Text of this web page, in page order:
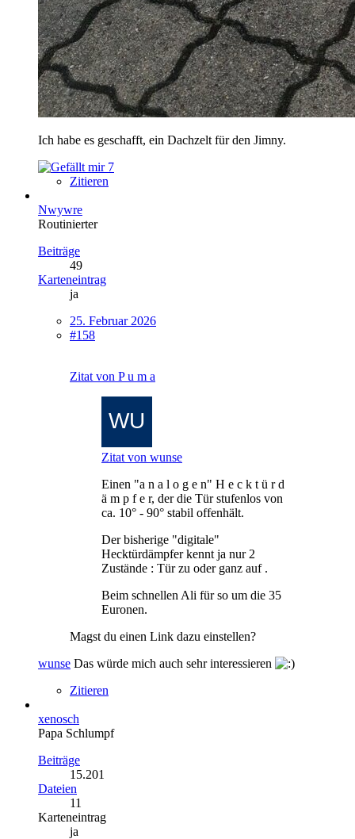
Ich habe es geschafft, ein Dachzelt für den Jimny.
7
Zitieren
Nwywre
Routinierter
Beiträge
49
Karteneintrag
ja
25. Februar 2026
#158
Zitat von P u m a
Zitat von wunse
Einen "a n a l o g e n" H e c k t ü r d
ä m p f e r, der die Tür stufenlos von
ca. 10° - 90° stabil offenhält.
Der bisherige "digitale"
Hecktürdämpfer kennt ja nur 2
Zustände : Tür zu oder ganz auf .
Beim schnellen Ali für so um die 35
Euronen.
Magst du einen Link dazu einstellen?
wunse Das würde mich auch sehr interessieren
Zitieren
xenosch
Papa Schlumpf
Beiträge
15.201
Dateien
11
Karteneintrag
ja